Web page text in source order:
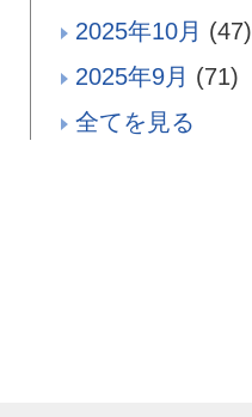
2025年10月 (47)
2025年9月 (71)
全てを見る